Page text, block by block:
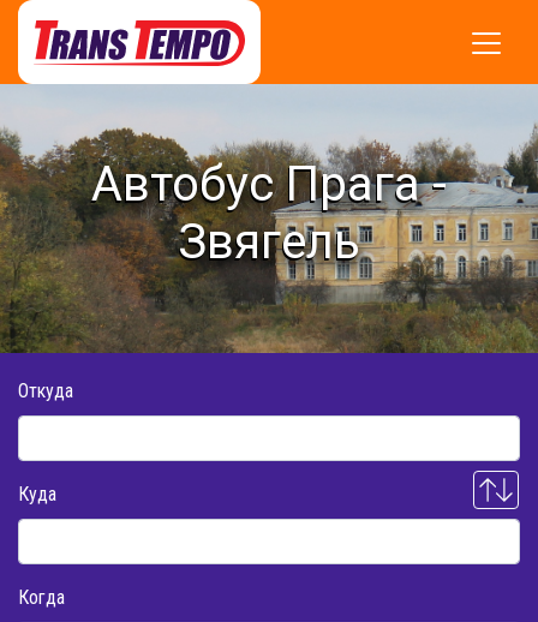
Автобус Прага -
Звягель
Откуда
Куда
Когда